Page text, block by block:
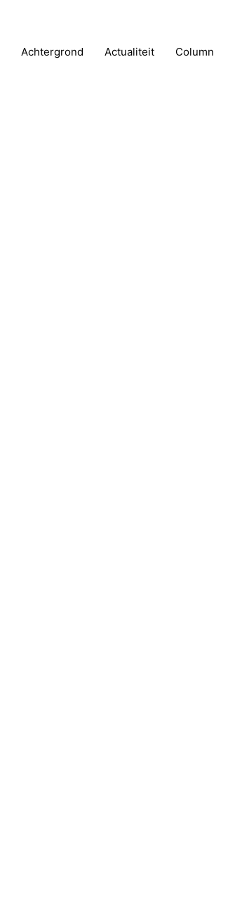
Achtergrond Actualiteit Column